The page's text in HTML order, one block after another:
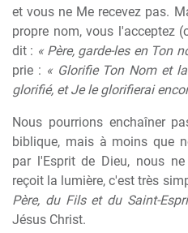
et vous ne Me recevez pas.
propre nom, vous l'acceptez
dit : « Père, garde-les en Ton
prie : « Glorifie Ton Nom et
glorifié, et Je le glorifierai
Nous pourrions enchaîner
biblique, mais à moins que
par l'Esprit de Dieu, nous
reçoit la lumière, c'est très
Père, du Fils et du Saint-
Jésus Christ.